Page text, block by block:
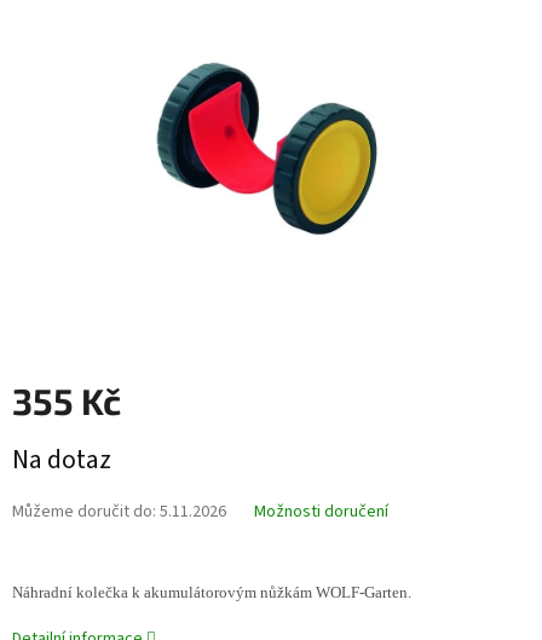
355 Kč
cena:
Na dotaz
Můžeme doručit do: 5.11.2026 Možnosti doručení
Náhradní kolečka k akumulátorovým nůžkám WOLF-Garten.